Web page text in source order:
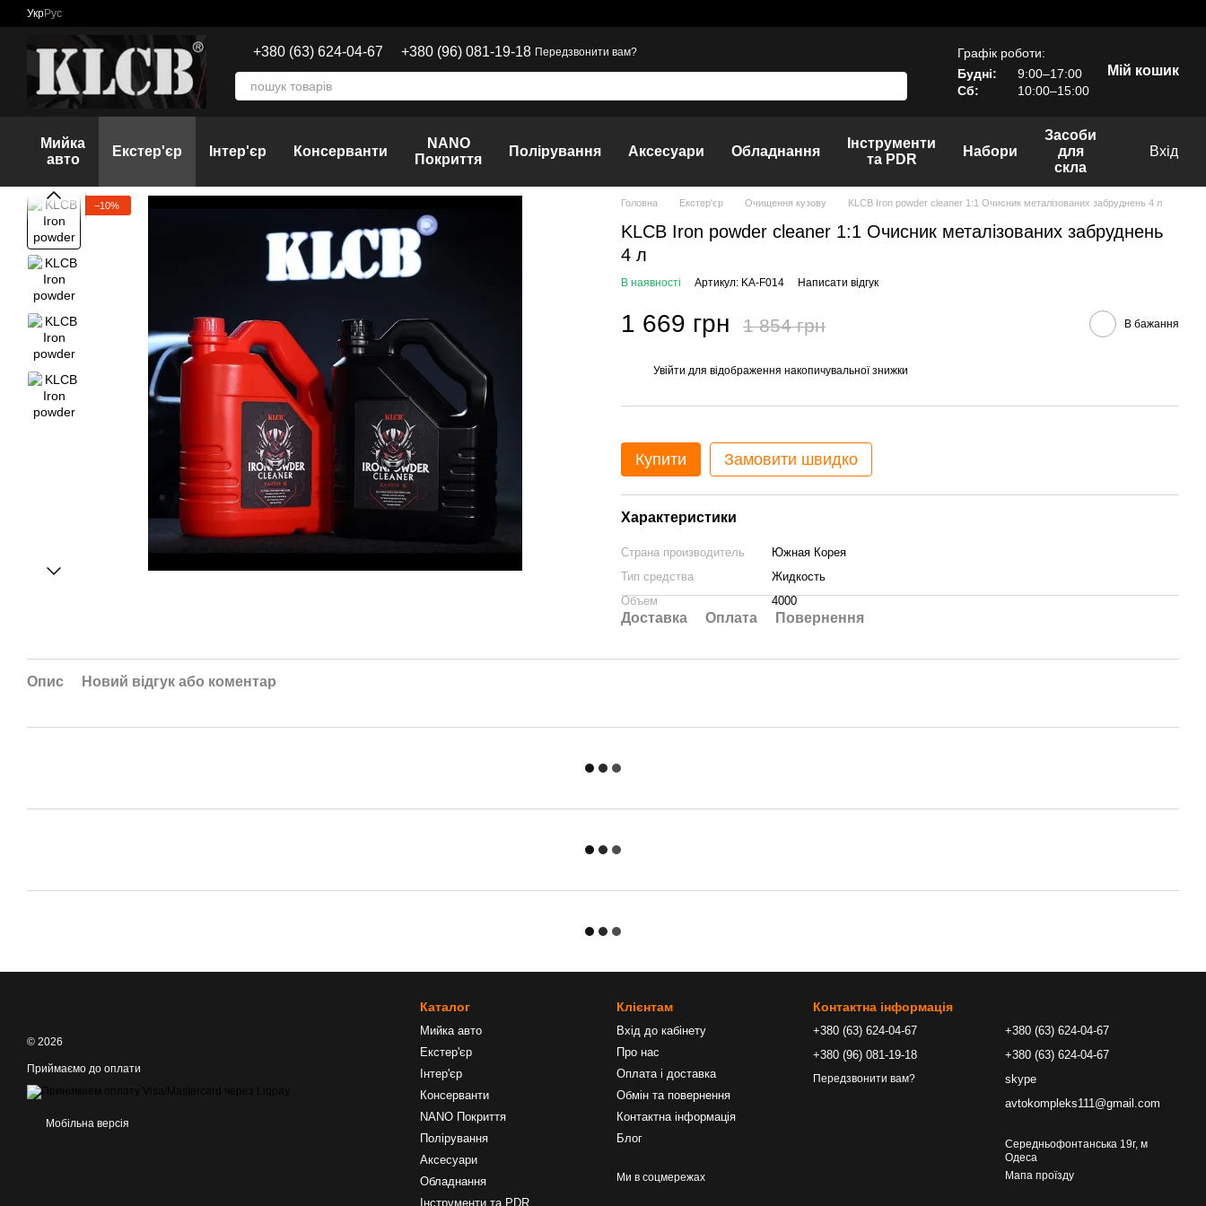
Перейти до основного контенту
УкрРус
+380 (63) 624-04-67 +380 (96) 081-19-18 Передзвонити вам?
Графік роботи:
Будні:
9:00–17:00
Сб:
10:00–15:00
Мій кошик
Мийка
авто
Екстер'єр Інтер'єр Консерванти
NANO
Покриття
Полірування Аксесуари Обладнання
Інструменти
та PDR
Набори
Засоби
для
скла
Вхід
−10% Головна Екстер'єр Очищення кузову KLCB Iron powder cleaner 1:1 Очисник металізованих забруднень 4 л
KLCB Iron powder cleaner 1:1 Очисник металізованих забруднень
4 л
В наявності Артикул: KA-F014 Написати відгук
1 669 грн 1 854 грн В бажання
Увійти для відображення накопичувальної знижки
Купити Замовити швидко
Характеристики
Страна производитель
Южная Корея
Тип средства
Жидкость
Объем
4000
Доставка Оплата Повернення
Опис Новий відгук або коментар
© 2026
Приймаємо до оплати
Мобільна версія
Каталог
Мийка авто
Екстер'єр
Інтер'єр
Консерванти
NANO Покриття
Полірування
Аксесуари
Обладнання
Інструменти та PDR
Клієнтам
Вхід до кабінету
Про нас
Оплата і доставка
Обмін та повернення
Контактна інформація
Блог
Ми в соцмережах
Контактна інформація
+380 (63) 624-04-67
+380 (96) 081-19-18
Передзвонити вам?
+380 (63) 624-04-67
+380 (63) 624-04-67
skype
avtokompleks111@gmail.com
Середньофонтанська 19г, м
Одеса
Мапа проїзду